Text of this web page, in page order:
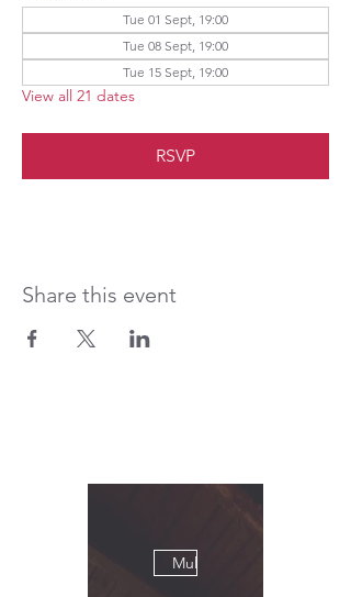
Tue 01 Sept, 19:00
Tue 08 Sept, 19:00
Tue 15 Sept, 19:00
View all 21 dates
RSVP
Share this event
Multiple Dates